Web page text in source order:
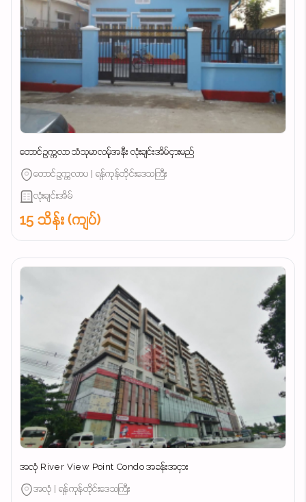
တောင်ဥက္ကလာ သံသုမာလမ်ူအနီး လုံးချင်းအိမ်ငှားမည်
တောင်ဥက္ကလာပ | ရန်ကုန်တိုင်းဒေသကြီး
လုံးချင်းအိမ်
15 သိန်း (ကျပ်)
အလုံ River View Point Condo အခန်းအငှား
အလုံ | ရန်ကုန်တိုင်းဒေသကြီး